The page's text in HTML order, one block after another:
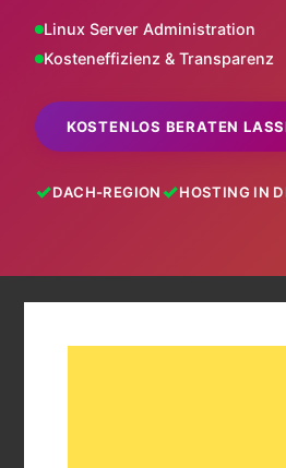
Linux Server Administration
Kosteneffizienz & Transparenz
KOSTENLOS BERATEN
DACH-REGION HOSTING IN